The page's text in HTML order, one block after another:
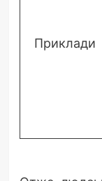
Приклади